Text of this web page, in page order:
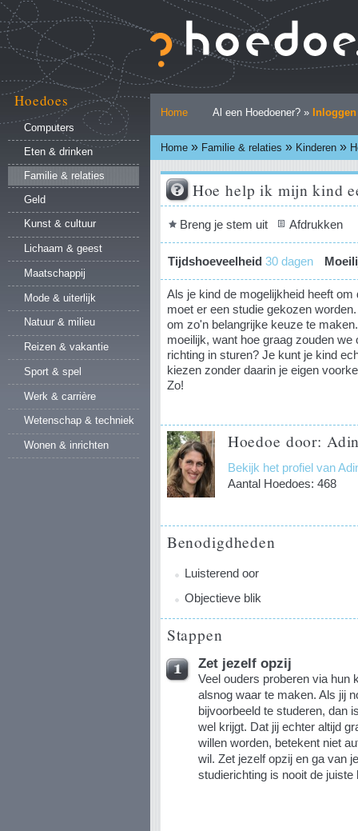
naar
inhoud.
Ga
naar
navigatie
Persoonlijke
hulpmiddelen
Home Al een Hoedoener? » Inloggen
Home » Familie & relaties » Kinderen »
Hoedoes
Computers
Eten & drinken
Familie & relaties
Geld
Kunst & cultuur
Lichaam & geest
Maatschappij
Mode & uiterlijk
Natuur & milieu
Reizen & vakantie
Sport & spel
Werk & carrière
Wetenschap & techniek
Wonen & inrichten
Hoe help ik mijn kind
Document
Breng je stem uit Afdrukken
Tijdshoeveelheid 30 dagen
Als je kind de mogelijkheid heeft
moet er een studie gekozen
om zo'n belangrijke keuze te
moeilijk, want hoe graag zouden
richting in sturen? Je kunt je kind
kiezen zonder daarin je eigen
Zo!
Hoedoe door:
Bekijk het profiel van
Aantal Hoedoes: 468
Benodigdheden
Luisterend oor
Objectieve blik
Stappen
Zet jezelf opzij
Veel ouders proberen via hun
alsnog waar te maken. Als jij
bijvoorbeeld te studeren, dan
wel krijgt. Dat jij echter altijd
willen worden, betekent niet
wil. Zet jezelf opzij en ga van
studierichting is nooit de juiste